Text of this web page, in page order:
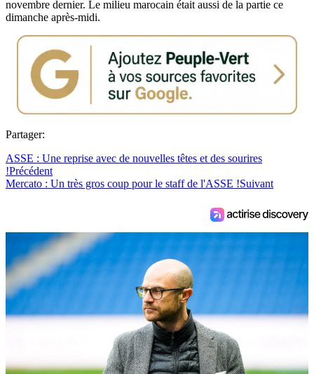
novembre dernier. Le milieu marocain était aussi de la partie ce
dimanche après-midi.
Partager:
ASSE : Une reprise avec de nouvelles têtes et des sourires
!Précédent
Mercato : Un très gros coup pour le staff de l'ASSE !Suivant